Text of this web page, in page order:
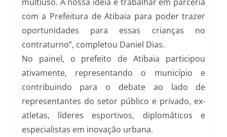
com a Prefeitura de Atibaia para poder trazer
oportunidades para essas crianças no
contraturno”, completou Daniel Dias.
No painel, o prefeito de Atibaia participou
ativamente, representando o município e
contribuindo para o debate ao lado de
representantes do setor público e privado, ex-
atletas, líderes esportivos, diplomáticos e
especialistas em inovação urbana.